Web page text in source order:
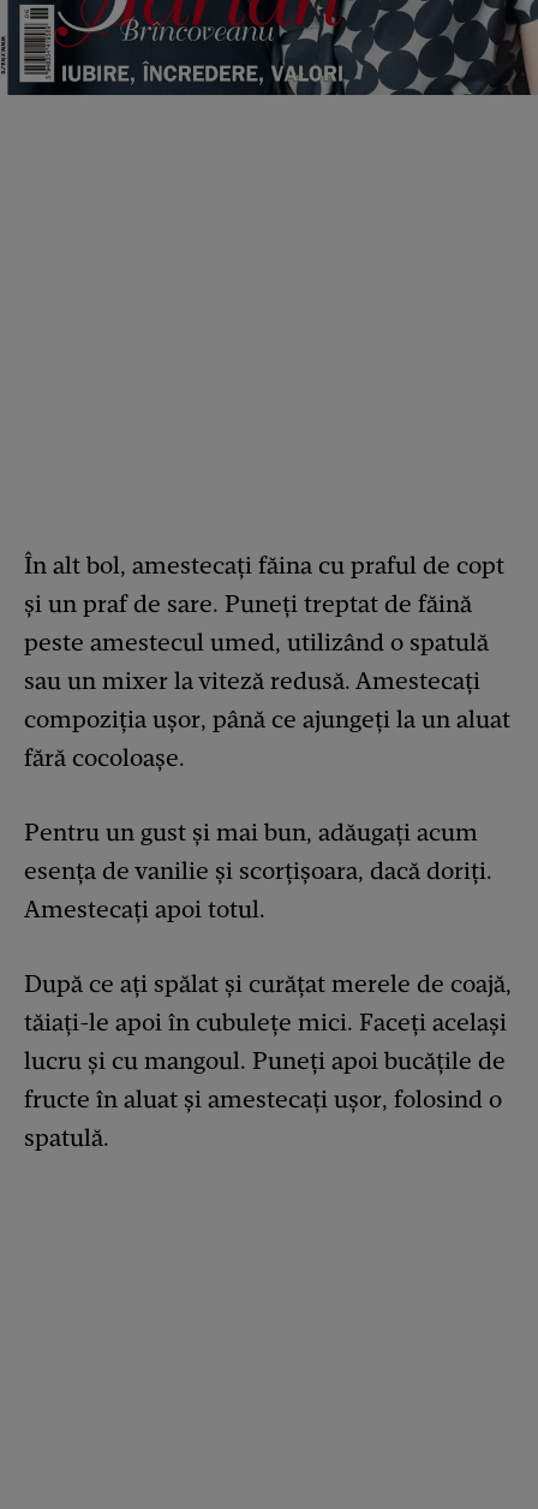
În alt bol, amestecați făina cu praful de copt
și un praf de sare. Puneți treptat de făină
peste amestecul umed, utilizând o spatulă
sau un mixer la viteză redusă. Amestecați
compoziția ușor, până ce ajungeți la un aluat
fără cocoloașe.
Pentru un gust și mai bun, adăugați acum
esența de vanilie și scorțișoara, dacă doriți.
Amestecați apoi totul.
După ce ați spălat și curățat merele de coajă,
tăiați-le apoi în cubulețe mici. Faceți același
lucru și cu mangoul. Puneți apoi bucățile de
fructe în aluat și amestecați ușor, folosind o
spatulă.